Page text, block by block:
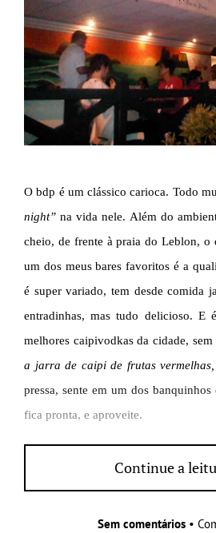
O bdp é um clássico carioca. Todo
night” na vida nele. Além do
cheio, de frente à praia do Leblon, o
um dos meus bares favoritos é a
é super variado, tem desde comida
entradinhas, mas tudo delicioso. E
melhores caipivodkas da cidade,
a jarra de caipi de frutas
pressa, sente em um dos banquinhos
fica pronta, e aproveite.
Rua João Lira, 5, Hotel Marina
Continue a
Sem comentários•